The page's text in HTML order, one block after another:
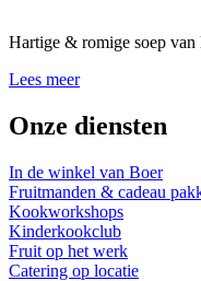
Hartige & romige soep van
Lees meer
Onze diensten
In de winkel van Boer
Fruitmanden & cadeau
Kookworkshops
Kinderkookclub
Fruit op het werk
Catering op locatie